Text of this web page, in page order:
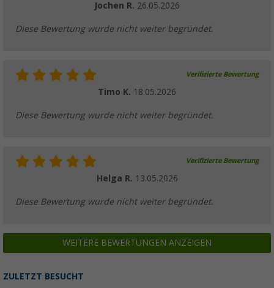
Jochen R. 26.05.2026
Diese Bewertung wurde nicht weiter begründet.
Verifizierte Bewertung
Timo K. 18.05.2026
Diese Bewertung wurde nicht weiter begründet.
Verifizierte Bewertung
Helga R. 13.05.2026
Diese Bewertung wurde nicht weiter begründet.
WEITERE BEWERTUNGEN ANZEIGEN
ZULETZT BESUCHT